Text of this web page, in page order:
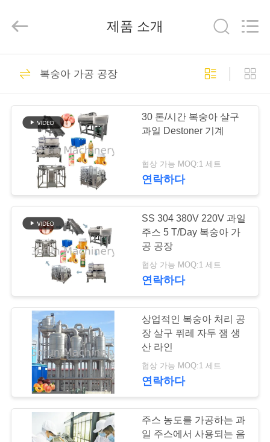
제
영
대
Shanghai
Reserved.
식물성 공정 라인
토마토 공정 라인
320
망고 공정 라인
241
제품 소개
복숭아 가공 공장
30 톤/시간 복숭아 살구
과일 Destoner 기계
협상 가능 MOQ:1 세트
연락하다
SS 304 380V 220V 과일
주스 5 T/Day 복숭아 가
공 공장
협상 가능 MOQ:1 세트
연락하다
상업적인 복숭아 처리 공
장 살구 퓌레 자두 잼 생
산 라인
협상 가능 MOQ:1 세트
연락하다
주스 농도를 가공하는 과
일 주스에서 사용되는 음